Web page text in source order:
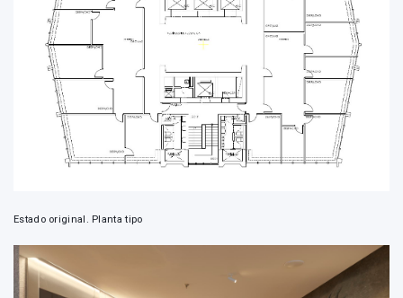
Estado original. Planta tipo